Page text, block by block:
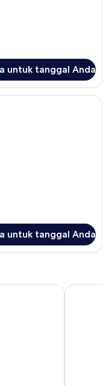
untuk tanggal Anda
ruang kerja ramah
untuk tanggal Anda
Ibis